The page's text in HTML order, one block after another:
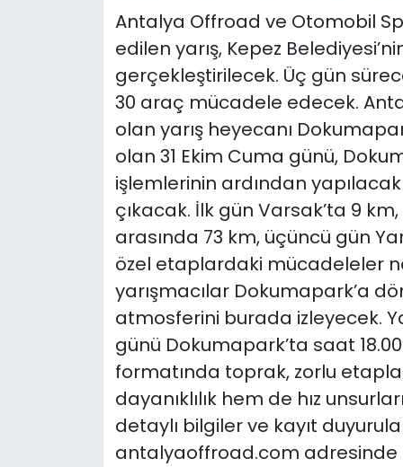
Antalya Offroad ve Otomobil
edilen yarış, Kepez
gerçekleştirilecek. Üç gün
30 araç mücadele edecek.
olan yarış heyecanı
olan 31 Ekim Cuma günü,
işlemlerinin ardından
çıkacak. İlk gün Varsak’ta 9
arasında 73 km, üçüncü gün
özel etaplardaki mücadeleler
yarışmacılar Dokumapark’a
atmosferini burada izleyecek.
günü Dokumapark’ta saat
formatında toprak, zorlu
dayanıklılık hem de hız
detaylı bilgiler ve kayıt
antalyaoffroad.com adresinde